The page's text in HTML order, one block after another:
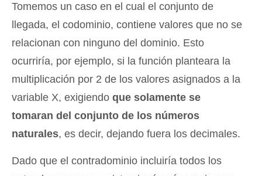
Tomemos un caso en el cual el conjunto de
llegada, el codominio, contiene valores que no se
relacionan con ninguno del dominio. Esto
ocurriría, por ejemplo, si la función planteara la
multiplicación por 2 de los valores asignados a la
variable X, exigiendo que solamente se
tomaran del conjunto de los números
naturales, es decir, dejando fuera los decimales.
Dado que el contradominio incluiría todos los